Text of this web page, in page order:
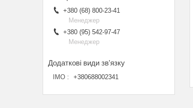
+380 (68) 800-23-41
Менеджер
+380 (95) 542-97-47
Менеджер
ІМО +380688002341